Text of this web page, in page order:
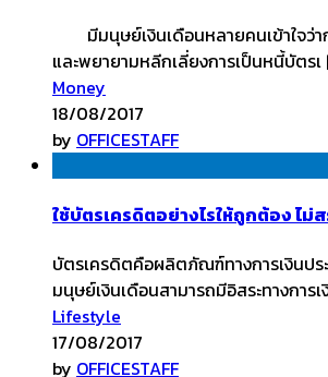
มีมนุษย์เงินเดือนหลายคนเข้าใจว่า
และพยายามหลีกเลี่ยงการเป็นหนี้บัตร
Money
18/08/2017
by OFFICESTAFF
ใช้บัตรเครดิตอย่างไรให้ถูกต้อง ไม่
บัตรเครดิตคือผลิตภัณฑ์ทางการเงินปร
มนุษย์เงินเดือนสามารถมีอิสระทางการ
Lifestyle
17/08/2017
by OFFICESTAFF